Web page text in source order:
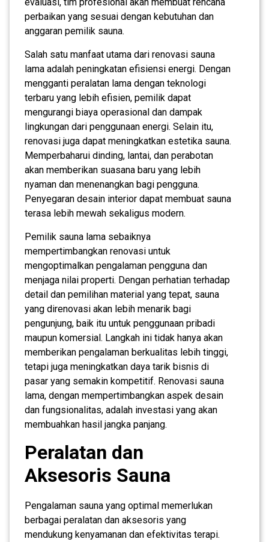
perbaikan yang sesuai dengan kebutuhan dan
anggaran pemilik sauna.
Salah satu manfaat utama dari renovasi sauna
lama adalah peningkatan efisiensi energi. Dengan
mengganti peralatan lama dengan teknologi
terbaru yang lebih efisien, pemilik dapat
mengurangi biaya operasional dan dampak
lingkungan dari penggunaan energi. Selain itu,
renovasi juga dapat meningkatkan estetika sauna.
Memperbaharui dinding, lantai, dan perabotan
akan memberikan suasana baru yang lebih
nyaman dan menenangkan bagi pengguna.
Penyegaran desain interior dapat membuat sauna
terasa lebih mewah sekaligus modern.
Pemilik sauna lama sebaiknya
mempertimbangkan renovasi untuk
mengoptimalkan pengalaman pengguna dan
menjaga nilai properti. Dengan perhatian terhadap
detail dan pemilihan material yang tepat, sauna
yang direnovasi akan lebih menarik bagi
pengunjung, baik itu untuk penggunaan pribadi
maupun komersial. Langkah ini tidak hanya akan
memberikan pengalaman berkualitas lebih tinggi,
tetapi juga meningkatkan daya tarik bisnis di
pasar yang semakin kompetitif. Renovasi sauna
lama, dengan mempertimbangkan aspek desain
dan fungsionalitas, adalah investasi yang akan
membuahkan hasil jangka panjang.
Peralatan dan
Aksesoris Sauna
Pengalaman sauna yang optimal memerlukan
berbagai peralatan dan aksesoris yang
mendukung kenyamanan dan efektivitas terapi.